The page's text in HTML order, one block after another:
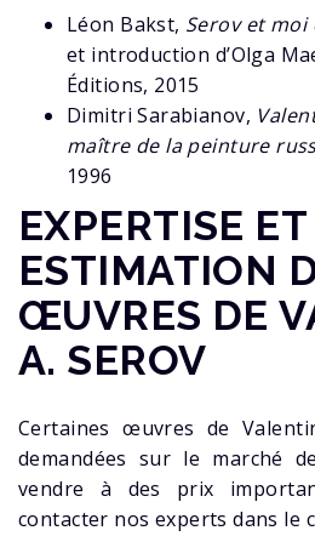
Léon Bakst, Serov et moi
et introduction d’Olga
Éditions, 2015
Dimitri Sarabianov,
maître de la peinture
1996
EXPERTISE ET
ESTIMATION
ŒUVRES DE
A. SEROV
Certaines œuvres de
demandées sur le marché
vendre à des prix
contacter nos experts dans le